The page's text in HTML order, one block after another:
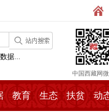
中国西藏网
据...
教育 生态 扶贫 动